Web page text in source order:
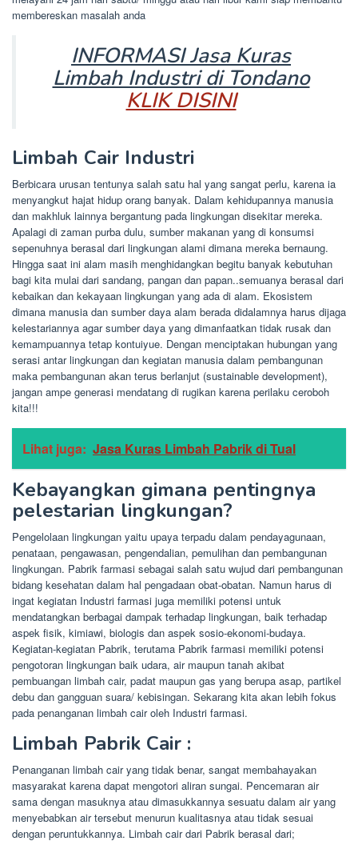
membereskan masalah anda
INFORMASI Jasa Kuras
Limbah Industri di Tondano
KLIK DISINI
Limbah Cair Industri
Berbicara urusan tentunya salah satu hal yang sangat perlu, karena ia
menyangkut hajat hidup orang banyak. Dalam kehidupannya manusia
dan makhluk lainnya bergantung pada lingkungan disekitar mereka.
Apalagi di zaman purba dulu, sumber makanan yang di konsumsi
sepenuhnya berasal dari lingkungan alami dimana mereka bernaung.
Hingga saat ini alam masih menghidangkan begitu banyak kebutuhan
bagi kita mulai dari sandang, pangan dan papan..semuanya berasal dari
kebaikan dan kekayaan lingkungan yang ada di alam. Ekosistem
dimana manusia dan sumber daya alam berada didalamnya harus dijaga
kelestariannya agar sumber daya yang dimanfaatkan tidak rusak dan
kemampuannya tetap kontuiyue. Dengan menciptakan hubungan yang
serasi antar lingkungan dan kegiatan manusia dalam pembangunan
maka pembangunan akan terus berlanjut (sustainable development),
jangan ampe generasi mendatang di rugikan karena perilaku ceroboh
kita!!!
Lihat juga: Jasa Kuras Limbah Pabrik di Tual
Kebayangkan gimana pentingnya
pelestarian lingkungan?
Pengelolaan lingkungan yaitu upaya terpadu dalam pendayagunaan,
penataan, pengawasan, pengendalian, pemulihan dan pembangunan
lingkungan. Pabrik farmasi sebagai salah satu wujud dari pembangunan
bidang kesehatan dalam hal pengadaan obat-obatan. Namun harus di
ingat kegiatan Industri farmasi juga memiliki potensi untuk
mendatangkan berbagai dampak terhadap lingkungan, baik terhadap
aspek fisik, kimiawi, biologis dan aspek sosio-ekonomi-budaya.
Kegiatan-kegiatan Pabrik, terutama Pabrik farmasi memiliki potensi
pengotoran lingkungan baik udara, air maupun tanah akibat
pembuangan limbah cair, padat maupun gas yang berupa asap, partikel
debu dan gangguan suara/ kebisingan. Sekarang kita akan lebih fokus
pada penanganan limbah cair oleh Industri farmasi.
Limbah Pabrik Cair :
Penanganan limbah cair yang tidak benar, sangat membahayakan
masyarakat karena dapat mengotori aliran sungai. Pencemaran air
sama dengan masuknya atau dimasukkannya sesuatu dalam air yang
menyebabkan air tersebut menurun kualitasnya atau tidak sesuai
dengan peruntukkannya. Limbah cair dari Pabrik berasal dari;